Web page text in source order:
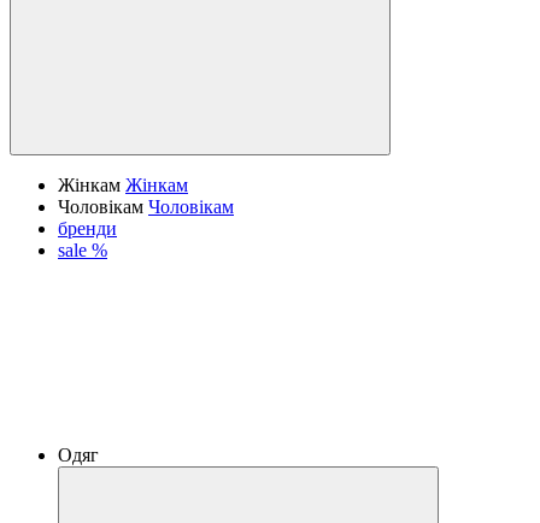
Жінкам Жінкам
Чоловікам Чоловікам
бренди
sale %
Одяг